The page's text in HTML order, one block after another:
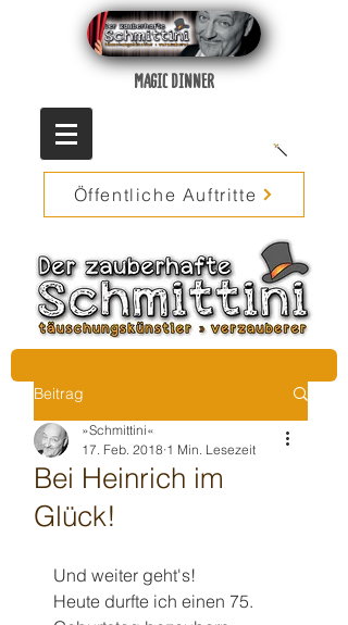
MAGIC DINNER
Öffentliche Auftritte
Beitrag
Bei Heinrich im
Glück!
»Schmittini«
17. Feb. 2018 1 Min. Lesezeit
Und weiter geht's!
Heute durfte ich einen 75.